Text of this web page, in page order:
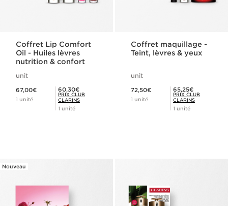
Coffret Lip Comfort
Oil - Huiles lèvres
nutrition & confort
unit
67,00€
1 unité
Prix Club Clarins 60,30€
60,30€
PRIX CLUB
CLARINS
1 unité
Coffret maquillage -
Teint, lèvres & yeux
unit
72,50€
1 unité
Prix Club Clarins 65,25€
65,25€
PRIX CLUB
CLARINS
1 unité
Nouveau